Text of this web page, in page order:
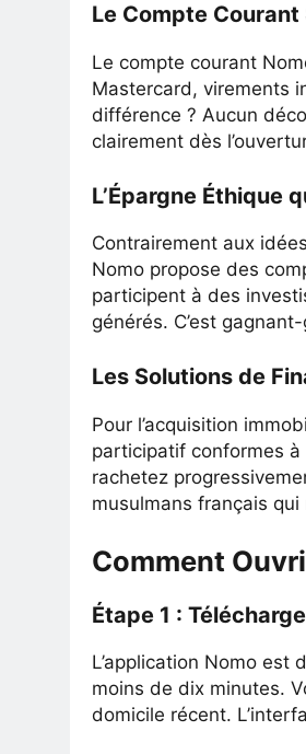
Le Compte
Le compte courant
Mastercard, virements
différence ? Aucun
clairement dès
L’Épargne Éthique
Contrairement aux
Nomo propose des
participent à des
générés. C’est
Les Solutions de
Pour l’acquisition
participatif conformes
rachetez
musulmans français
Comment
Étape 1 :
L’application Nomo est
moins de dix minutes.
domicile récent.